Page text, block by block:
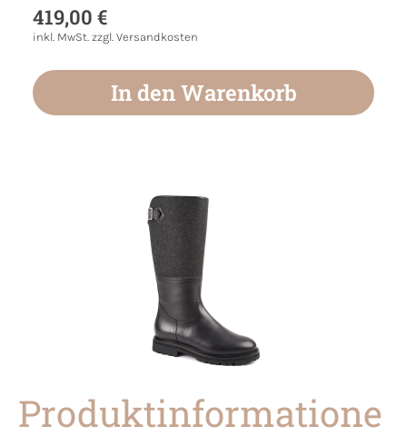
419,00 €
inkl. MwSt. zzgl. Versandkosten
In den Warenkorb
Produktinformatione